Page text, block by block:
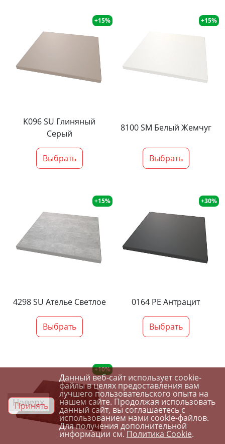
+15%
K096 SU Глиняный
Серый
Выбрать
+15%
8100 SM Белый Жемчуг
Выбрать
+15%
4298 SU Ателье Светлое
Выбрать
+30%
0164 PE Антрацит
Выбрать
+10%
Наверх
Принять
Данный веб-сайт использует cookie-
файлы в целях предоставления вам
лучшего пользовательского опыта на
нашем сайте. Продолжая использовать
данный сайт, вы соглашаетесь с
использованием нами cookie-файлов.
Для получения дополнительной
информации см.Политика Cookie.